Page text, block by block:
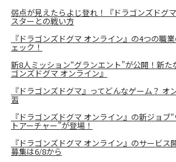
弱点が見えたらよじ登れ！『ドラゴンズドグ
スターとの戦い方
『ドラゴンズドグマ オンライン』の4つの職
ェック！
新8人ミッション“グランエント”が公開！新
ゴンズドグマ オンライン』
『ドラゴンズドグマ』ってどんなゲーム？ オ
習
『ドラゴンズドグマ オンライン』の新ジョ
トアーチャー”が登場！
『ドラゴンズドグマ オンライン』のサービス
募集は6/8から